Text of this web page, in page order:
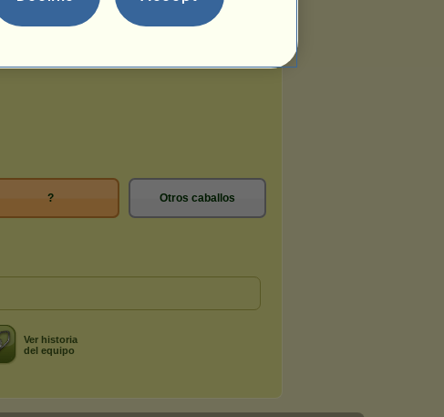
? Otros caballos
Ver historia
del equipo